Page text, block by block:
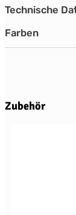
Technische
Farben
Produktgalerie
Zubehör